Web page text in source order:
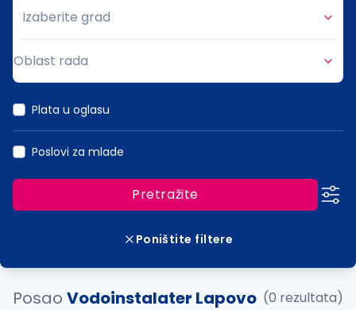
Grad
Izaberite grad
Oblast rada
Plata u oglasu
Poslovi za mlade
Pretražite
Poništite filtere
Posao Vodoinstalater Lapovo (0 rezultata)